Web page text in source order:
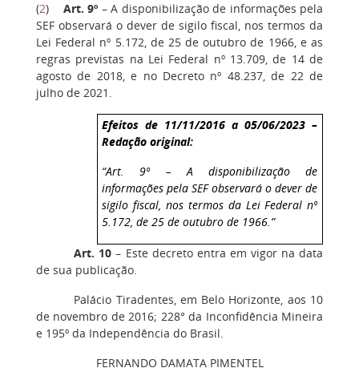
(2) Art. 9º – A disponibilização de informações pela
SEF observará o dever de sigilo fiscal, nos termos da
Lei Federal nº 5.172, de 25 de outubro de 1966, e as
regras previstas na Lei Federal nº 13.709, de 14 de
agosto de 2018, e no Decreto nº 48.237, de 22 de
julho de 2021.
Efeitos de 11/11/2016 a 05/06/2023 –
Redação original:
“Art. 9º – A disponibilização de
informações pela SEF observará o dever de
sigilo fiscal, nos termos da Lei Federal nº
5.172, de 25 de outubro de 1966.”
Art. 10 – Este decreto entra em vigor na data
de sua publicação.
Palácio Tiradentes, em Belo Horizonte, aos 10
de novembro de 2016; 228° da Inconfidência Mineira
e 195º da Independência do Brasil.
FERNANDO DAMATA PIMENTEL